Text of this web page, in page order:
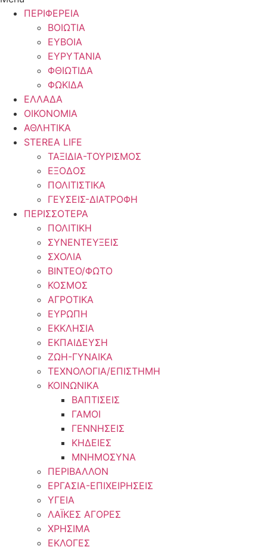
ΠΕΡΙΦΕΡΕΙΑ
ΒΟΙΩΤΙΑ
ΕΥΒΟΙΑ
ΕΥΡΥΤΑΝΙΑ
ΦΘΙΩΤΙΔΑ
ΦΩΚΙΔΑ
ΕΛΛΑΔΑ
ΟΙΚΟΝΟΜΙΑ
ΑΘΛΗΤΙΚΑ
STEREA LIFE
ΤΑΞΙΔΙΑ-ΤΟΥΡΙΣΜΟΣ
ΕΞΟΔΟΣ
ΠΟΛΙΤΙΣΤΙΚΑ
ΓΕΥΣΕΙΣ-ΔΙΑΤΡΟΦΗ
ΠΕΡΙΣΣΟΤΕΡΑ
ΠΟΛΙΤΙΚΗ
ΣΥΝΕΝΤΕΥΞΕΙΣ
ΣΧΟΛΙΑ
ΒΙΝΤΕΟ/ΦΩΤΟ
ΚΟΣΜΟΣ
ΑΓΡΟΤΙΚΑ
ΕΥΡΩΠΗ
ΕΚΚΛΗΣΙΑ
ΕΚΠΑΙΔΕΥΣΗ
ΖΩΗ-ΓΥΝΑΙΚΑ
ΤΕΧΝΟΛΟΓΙΑ/ΕΠΙΣΤΗΜΗ
ΚΟΙΝΩΝΙΚΑ
ΒΑΠΤΙΣΕΙΣ
ΓΑΜΟΙ
ΓΕΝΝΗΣΕΙΣ
ΚΗΔΕΙΕΣ
ΜΝΗΜΟΣΥΝΑ
ΠΕΡΙΒΑΛΛΟΝ
ΕΡΓΑΣΙΑ-ΕΠΙΧΕΙΡΗΣΕΙΣ
ΥΓΕΙΑ
ΛΑΪΚΕΣ ΑΓΟΡΕΣ
ΧΡΗΣΙΜΑ
ΕΚΛΟΓΕΣ